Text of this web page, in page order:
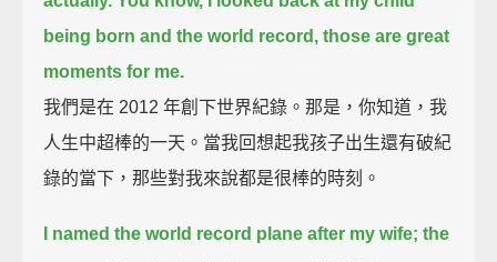
being born and the world record, those are great
moments for me.
我們是在 2012 年創下世界紀錄。那是，你知道，我
人生中超棒的一天。當我回想起我孩子出生還有破紀
錄的當下，那些對我來說都是很棒的時刻。
I named the world record plane after my wife; the